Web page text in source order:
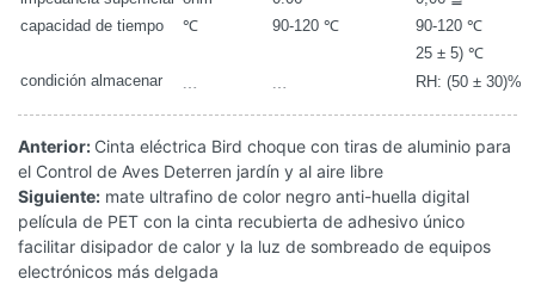
capacidad de tiempo
℃ 90-120 ℃ 90-120 ℃
condición almacenar
25 ± 5) ℃
RH: (50 ± 30)%
Anterior: Cinta eléctrica Bird choque con tiras de aluminio para
el Control de Aves Deterren jardín y al aire libre
Siguiente: mate ultrafino de color negro anti-huella digital
película de PET con la cinta recubierta de adhesivo único
facilitar disipador de calor y la luz de sombreado de equipos
electrónicos más delgada